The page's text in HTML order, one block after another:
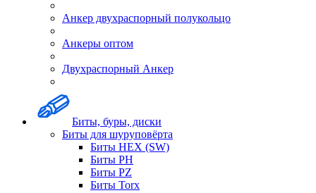
Анкер двухраспорный полукольцо
Анкеры оптом
Двухраспорный Анкер
Биты, буры, диски
Биты для шуруповёрта
Биты HEX (SW)
Биты PH
Биты PZ
Биты Torx